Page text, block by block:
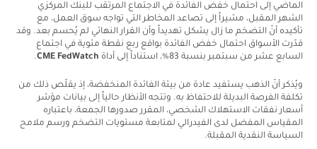
الماضي إلى احتمال خفض الفائدة في الاجتماع المرتقب للبنك المركزي
الشهر المقبل، مشيراً إلى تصاعد المخاطر التي تواجه سوق العمل، مع
تأكيده أنّ التضخم ما زال يشكل تهديداً وأن القرار النهائي لم يُحسم بعد. وقد
قدّرت الأسواق احتمال خفض الفائدة بواقع ربع نقطة مئوية في اجتماع
السابع عشر من سبتمبر بنسبة 83%، استناداً إلى أداة
CME FedWatch
.
ويُذكر أنّ الذهب يستفيد عادة من بيئة الفائدة المنخفضة، إذ يقلّص ذلك من
تكلفة الفرصة البديلة للاحتفاظ به. وتتجه الأنظار حالياً إلى بيانات مؤشر
أسعار نفقات الاستهلاك الشخصي، المقرر صدورها الجمعة، باعتباره
المقياس المفضل لدى الفيدرالي لمتابعة مستويات التضخم ورسم ملامح
السياسة النقدية المقبلة.